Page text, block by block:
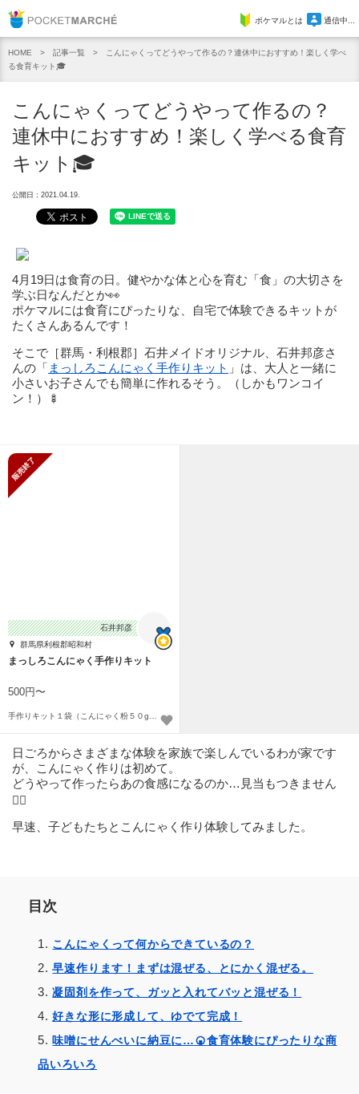
Pocket Marcheポケマルとは 通信中...
HOME 記事一覧
こんにゃくってどうやって作るの？連休中におすすめ！楽しく学べ
る食育キット🎓
こんにゃくってどうやって作るの？
連休中におすすめ！楽しく学べる食育
キット🎓
公開日：2021.04.19.
4月19日は食育の日。健やかな体と心を育む「食」の大切さを
学ぶ日なんだとか👀
ポケマルには食育にぴったりな、自宅で体験できるキットが
たくさんあるんです！
そこで［群馬・利根郡］石井メイドオリジナル、石井邦彦さ
んの「 まっしろこんにゃく手作りキット 」は、大人と一緒に
小さいお子さんでも簡単に作れるそう。（しかもワンコイ
ン！）🍢
石井邦彦
群馬県利根郡昭和村
まっしろこんにゃく手作りキット
500円〜
日ごろからさまざまな体験を家族で楽しんでいるわが家です
が、こんにゃく作りは初めて。
どうやって作ったらあの食感になるのか…見当もつきません
🤷‍♀️
早速、子どもたちとこんにゃく作り体験してみました。
目次
こんにゃくって何からできているの？
早速作ります！まずは混ぜる、とにかく混ぜる。
凝固剤を作って、ガッと入れてバッと混ぜる！
好きな形に形成して、ゆでて完成！
味噌にせんべいに納豆に…🍘食育体験にぴったりな商
品いろいろ